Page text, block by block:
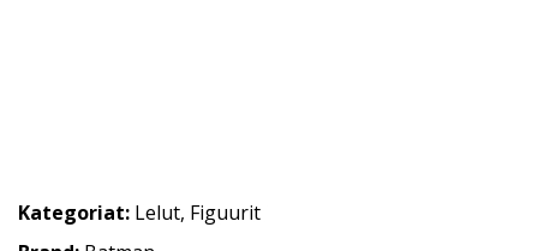
Kategoriat: Lelut, Figuurit